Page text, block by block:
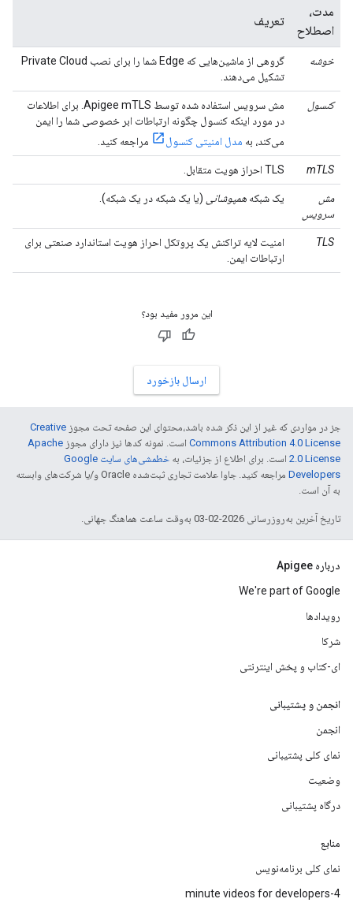
مدت،
اصطلاح
تعریف
خوشه
گروهی از ماشین‌هایی که Edge شما را برای نصب Private Cloud
تشکیل می‌دهند.
کنسول
مش سرویس استفاده شده توسط Apigee mTLS. برای اطلاعات
در مورد اینکه کنسول چگونه ارتباطات ابر خصوصی شما را ایمن
می‌کند، به مدل امنیتی کنسول مراجعه کنید.
mTLS TLS احراز هویت متقابل.
مش
سرویس
یک شبکه همپوشانی (یا یک شبکه در یک شبکه).
TLS
امنیت لایه تراکنش یک پروتکل احراز هویت استاندارد صنعتی برای
ارتباطات ایمن.
این مرور مفید بود؟
ارسال بازخورد
جز در مواردی که غیر از این ذکر شده باشد،‌محتوای این صفحه تحت مجوز Creative
Commons Attribution 4.0 License است. نمونه کدها نیز دارای مجوز Apache
2.0 License است. برای اطلاع از جزئیات، به
خطمشی‌های سایت Google
Developers‏
مراجعه کنید. جاوا علامت تجاری ثبت‌شده Oracle و/یا شرکت‌های وابسته
به آن است.
تاریخ آخرین به‌روزرسانی 2026-02-03 به‌وقت ساعت هماهنگ جهانی.
درباره Apigee
We're part of Google
رویدادها
شرکا
ای-کتاب و پخش اینترنتی
انجمن و پشتیبانی
انجمن
نمای کلی پشتیبانی
وضعیت
درگاه پشتیبانی
منابع
نمای کلی برنامه‌نویس
4-minute videos for developers